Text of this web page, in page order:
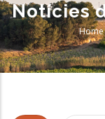
Notícies
Home